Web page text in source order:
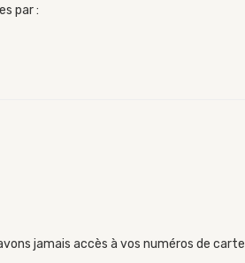
par :
jamais accès à vos numéros de carte